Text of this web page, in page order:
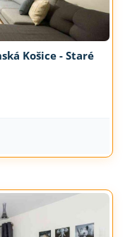
Košice - Staré